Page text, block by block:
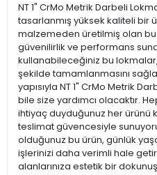
NT 1" CrMo Metrik Darbeli
tasarlanmış yüksek kaliteli bir
malzemeden üretilmiş olan
güvenilirlik ve performans
kullanabileceğiniz bu lokmalar,
şekilde tamamlanmasını
yapısıyla NT 1" CrMo Metrik
bile size yardımcı olacaktır.
ihtiyaç duyduğunuz her ürünü
teslimat güvencesiyle
olduğunuz bu ürün, günlük
işlerinizi daha verimli hale
alanlarınıza estetik bir